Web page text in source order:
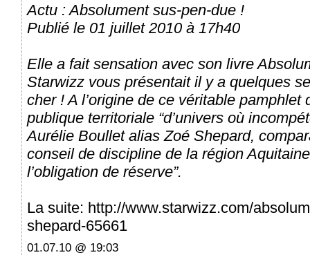
Actu : Absolument sus-pen-due !
Publié le 01 juillet 2010 à 17h40
Elle a fait sensation avec son livre
Starwizz vous présentait il y a quelques
cher ! A l’origine de ce véritable pamphlet
publique territoriale “d’univers où
Aurélie Boullet alias Zoé Shepard,
conseil de discipline de la région
l’obligation de réserve”.
La suite: http://www.starwizz.com/
shepard-65661
01.07.10 @ 19:03